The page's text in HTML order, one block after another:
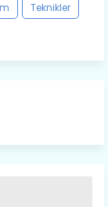
Teknikler